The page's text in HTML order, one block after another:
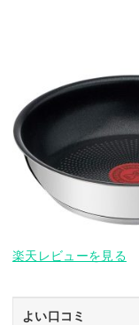
楽天レビューを見る
よい口コミ